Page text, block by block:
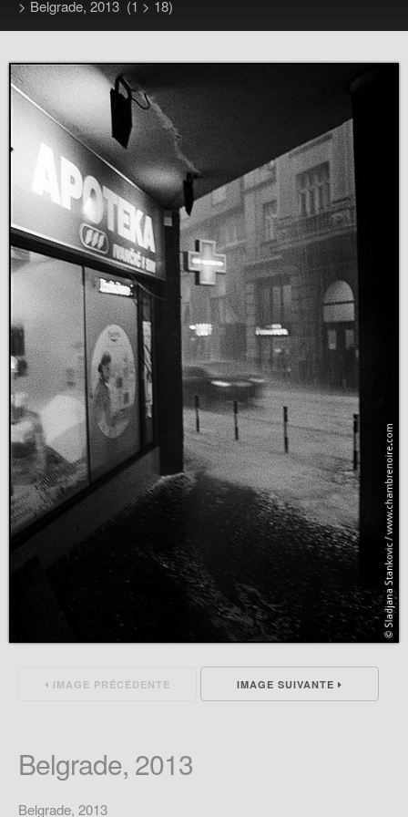
> Belgrade, 2013 (1 > 18)
IMAGE PRÉCÉDENTE IMAGE SUIVANTE
Belgrade, 2013
Belgrade, 2013